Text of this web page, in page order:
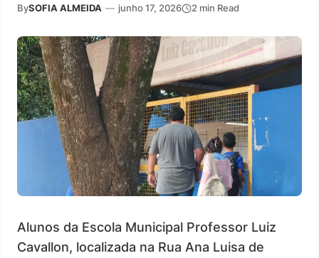
BySOFIA ALMEIDA — junho 17, 2026 2 min Read
Alunos da Escola Municipal Professor Luiz
Cavallon, localizada na Rua Ana Luisa de